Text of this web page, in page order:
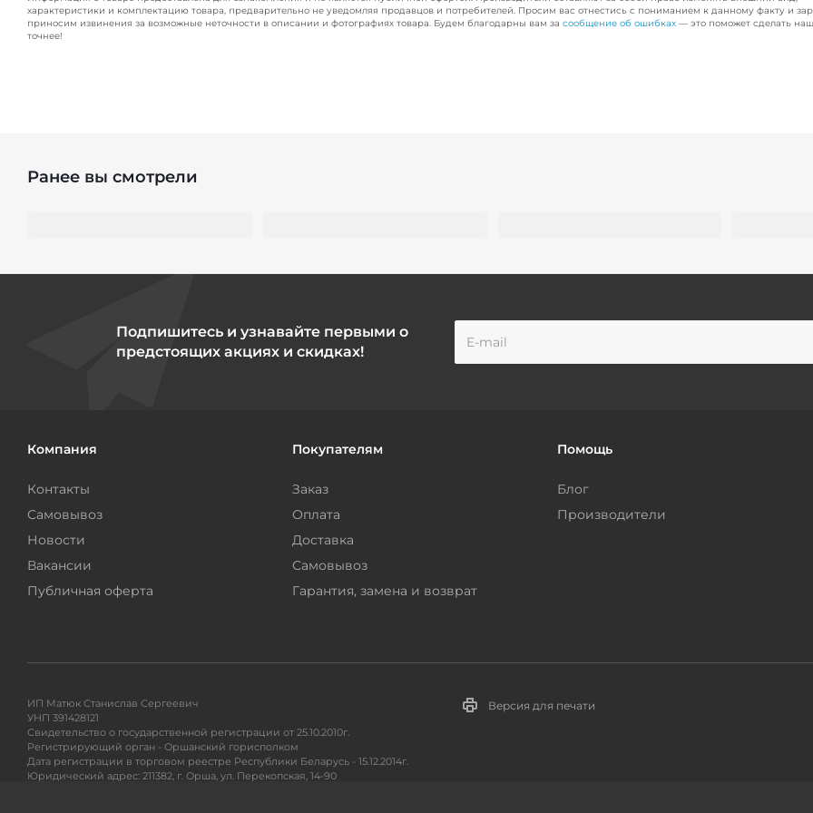
характеристики и комплектацию товара, предварительно не уведомляя продавцов и потребителей. Просим вас отнестись с пониманием к данному факту и
приносим извинения за возможные неточности в описании и фотографиях товара. Будем благодарны вам за сообщение об ошибках — это поможет сделать
точнее!
Ранее вы смотрели
Подпишитесь и узнавайте первыми о
предстоящих акциях и скидках!
Компания
Контакты
Самовывоз
Новости
Вакансии
Публичная оферта
Покупателям
Заказ
Оплата
Доставка
Самовывоз
Гарантия, замена и возврат
Помощь
Блог
Производители
ИП Матюк Станислав Сергеевич
УНП 391428121
Свидетельство о государственной регистрации от 25.10.2010г.
Регистрирующий орган - Оршанский горисполком
Дата регистрации в торговом реестре Республики Беларусь - 15.12.2014г.
Юридический адрес: 211382, г. Орша, ул. Перекопская, 14-90
Версия для печати